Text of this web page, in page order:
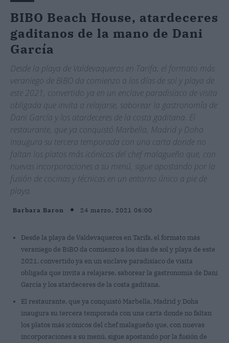
BIBO Beach House, atardeceres
gaditanos de la mano de Dani
García
Desde la playa de Valdevaqueros en Tarifa, el formato más
veraniego de BiBO da comienzo a los días de sol y playa de
este 2021, convertido ya en un enclave paradisíaco de visita
obligada que invita a relajarse, saborear la gastronomía de
Dani García y los atardeceres de la costa gaditana. El
restaurante, que ya conquistó Marbella, Madrid y Doha
inaugura su tercera temporada con una carta donde no
faltan los platos más icónicos del chef malagueño que, con
nuevas incorporaciones a su menú, sigue apostando por la
fusión de cocinas y técnicas en un entorno único a pie de
playa.
Barbara Baron 24 marzo, 2021 06:00
Desde la playa de Valdevaqueros en Tarifa, el formato más
veraniego de BiBO da comienzo a los días de sol y playa de este
2021, convertido ya en un enclave paradisíaco de visita
obligada que invita a relajarse, saborear la gastronomía de Dani
García y los atardeceres de la costa gaditana.
El restaurante, que ya conquistó Marbella, Madrid y Doha
inaugura su tercera temporada con una carta donde no faltan
los platos más icónicos del chef malagueño que, con nuevas
incorporaciones a su menú, sigue apostando por la fusión de